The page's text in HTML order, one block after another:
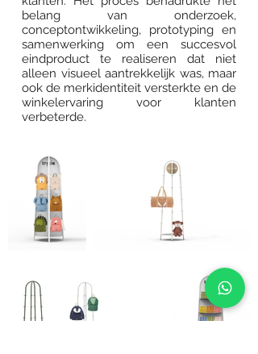
belang van onderzoek,
conceptontwikkeling, prototyping en
samenwerking om een succesvol
eindproduct te realiseren dat niet
alleen visueel aantrekkelijk was, maar
ook de merkidentiteit versterkte en de
winkelervaring voor klanten
verbeterde.